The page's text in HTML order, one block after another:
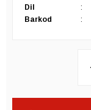
Dil
:
Barkod
: